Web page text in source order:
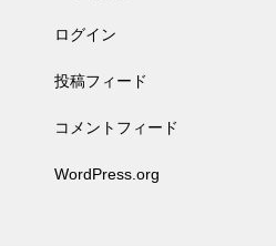
ログイン
投稿フィード
コメントフィード
WordPress.org